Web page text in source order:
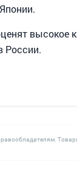
высокое
России.